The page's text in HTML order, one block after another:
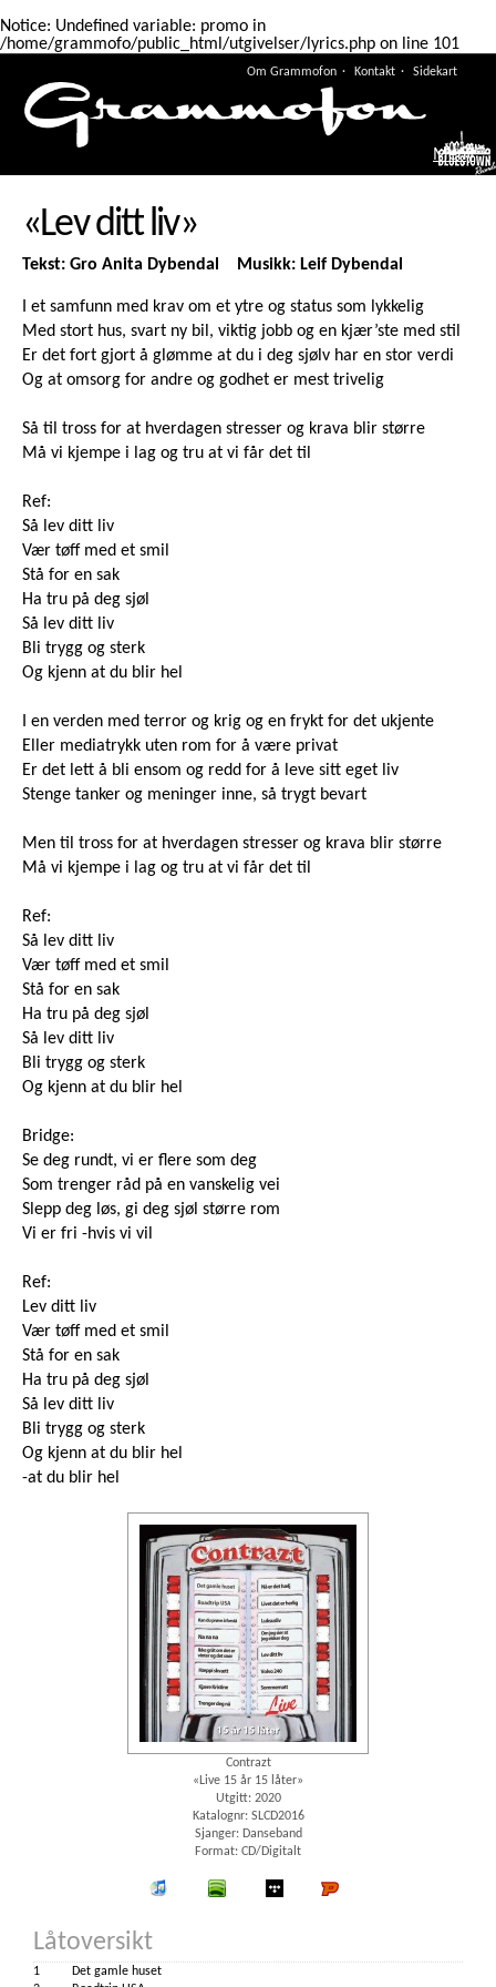
Notice: Undefined variable: promo in
/home/grammofo/public_html/utgivelser/lyrics.php on line 101
Om Grammofon Kontakt Sidekart
Meny
«Lev ditt liv»
Tekst: Gro Anita Dybendal Musikk: Leif Dybendal
I et samfunn med krav om et ytre og status som lykkelig
Med stort hus, svart ny bil, viktig jobb og en kjær’ste med stil
Er det fort gjort å glømme at du i deg sjølv har en stor verdi
Og at omsorg for andre og godhet er mest trivelig
Så til tross for at hverdagen stresser og krava blir større
Må vi kjempe i lag og tru at vi får det til
Ref:
Så lev ditt liv
Vær tøff med et smil
Stå for en sak
Ha tru på deg sjøl
Så lev ditt liv
Bli trygg og sterk
Og kjenn at du blir hel
I en verden med terror og krig og en frykt for det ukjente
Eller mediatrykk uten rom for å være privat
Er det lett å bli ensom og redd for å leve sitt eget liv
Stenge tanker og meninger inne, så trygt bevart
Men til tross for at hverdagen stresser og krava blir større
Må vi kjempe i lag og tru at vi får det til
Ref:
Så lev ditt liv
Vær tøff med et smil
Stå for en sak
Ha tru på deg sjøl
Så lev ditt liv
Bli trygg og sterk
Og kjenn at du blir hel
Bridge:
Se deg rundt, vi er flere som deg
Som trenger råd på en vanskelig vei
Slepp deg løs, gi deg sjøl større rom
Vi er fri -hvis vi vil
Ref:
Lev ditt liv
Vær tøff med et smil
Stå for en sak
Ha tru på deg sjøl
Så lev ditt liv
Bli trygg og sterk
Og kjenn at du blir hel
-at du blir hel
Contrazt
«Live 15 år 15 låter»
Utgitt: 2020
Katalognr: SLCD2016
Sjanger: Danseband
Format: CD/Digitalt
iTunes spotify wimp
Låtoversikt
1
Det gamle huset